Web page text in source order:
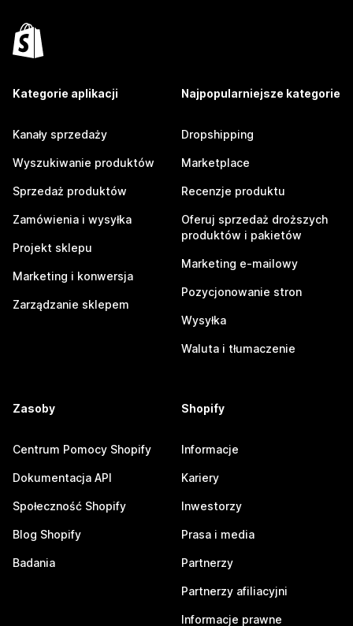
Kategorie aplikacji
Kanały sprzedaży
Wyszukiwanie produktów
Sprzedaż produktów
Zamówienia i wysyłka
Projekt sklepu
Marketing i konwersja
Zarządzanie sklepem
Najpopularniejsze kategorie
Dropshipping
Marketplace
Recenzje produktu
Oferuj sprzedaż droższych
produktów i pakietów
Marketing e-mailowy
Pozycjonowanie stron
Wysyłka
Waluta i tłumaczenie
Zasoby
Centrum Pomocy Shopify
Dokumentacja API
Społeczność Shopify
Blog Shopify
Badania
Shopify
Informacje
Kariery
Inwestorzy
Prasa i media
Partnerzy
Partnerzy afiliacyjni
Informacje prawne